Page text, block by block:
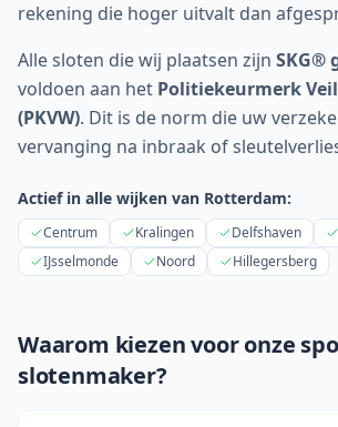
rekening die hoger uitvalt dan
Alle sloten die wij plaatsen zijn SKG®
voldoen aan het Politiekeurmerk
(PKVW). Dit is de norm die uw
vervanging na inbraak of
Actief in alle wijken van Rotterdam:
Centrum Kralingen Delfshaven
IJsselmonde
Noord Hillegersberg
Waarom kiezen voor onze
slotenmaker?